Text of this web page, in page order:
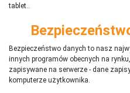
tablet..
Bezpieczeństwo danych to nasz
innych programów obecnych na rynku,
zapisywane na serwerze - dane
komputerze użytkownika.